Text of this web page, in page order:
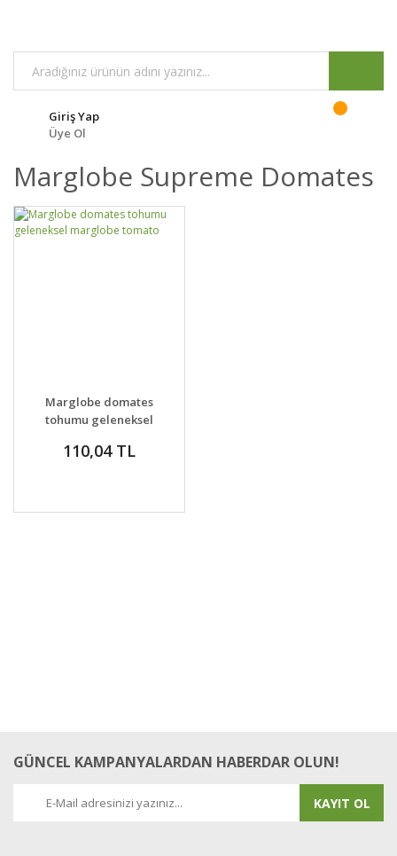
Giriş Yap
Üye Ol
Marglobe Supreme Domates
DETAYLAR SEPETE EKLE
Marglobe domates
tohumu geleneksel
110,04 TL
GÜNCEL KAMPANYALARDAN HABERDAR OLUN!
KAYIT OL